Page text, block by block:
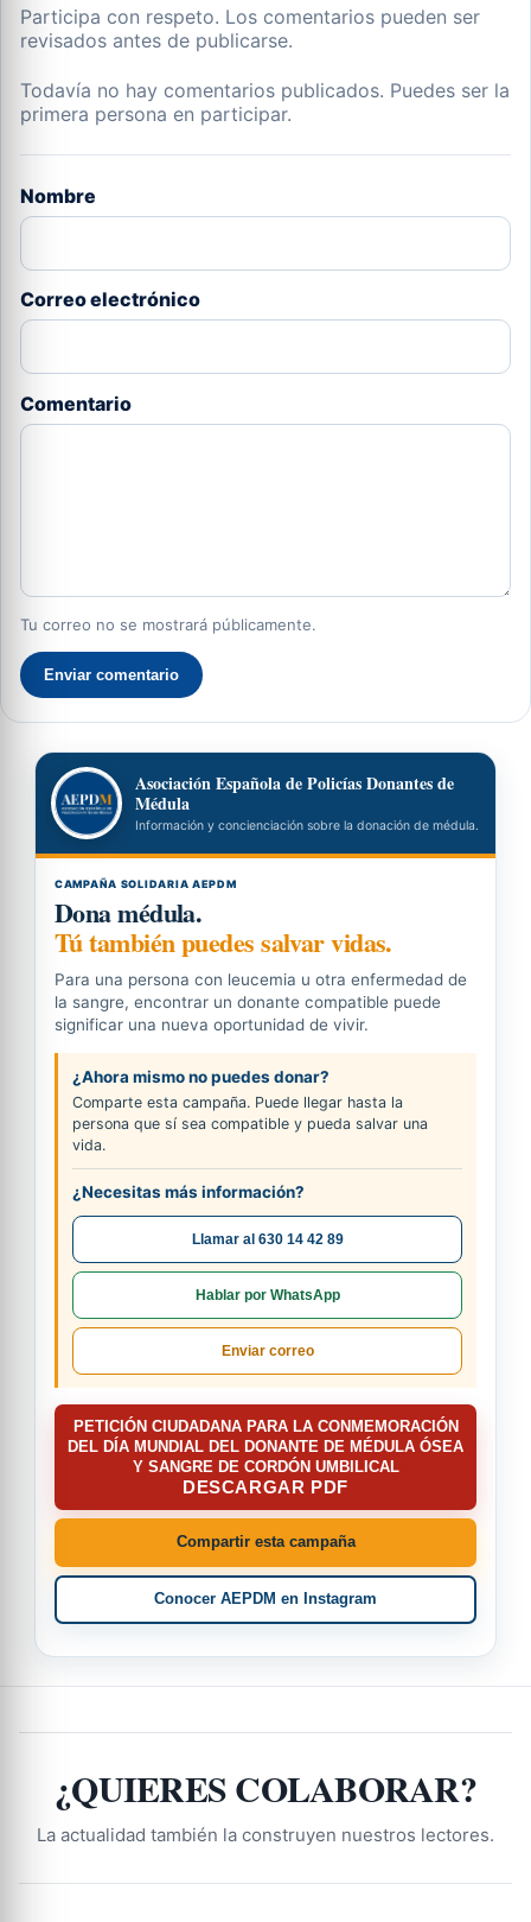
Participa con respeto. Los comentarios pueden ser
revisados antes de publicarse.
Todavía no hay comentarios publicados. Puedes ser la
primera persona en participar.
Nombre
Correo electrónico
Comentario
Tu correo no se mostrará públicamente.
Enviar comentario
Asociación Española de Policías Donantes de
Médula
Información y concienciación sobre la donación de médula.
CAMPAÑA SOLIDARIA AEPDM
Dona médula.
Tú también puedes salvar vidas.
Para una persona con leucemia u otra enfermedad de
la sangre, encontrar un donante compatible puede
significar una nueva oportunidad de vivir.
¿Ahora mismo no puedes donar?
Comparte esta campaña. Puede llegar hasta la
persona que sí sea compatible y pueda salvar una
vida.
¿Necesitas más información?
Llamar al 630 14 42 89
Hablar por WhatsApp
Enviar correo
PETICIÓN CIUDADANA PARA LA CONMEMORACIÓN
DEL DÍA MUNDIAL DEL DONANTE DE MÉDULA ÓSEA
Y SANGRE DE CORDÓN UMBILICAL
DESCARGAR PDF
Compartir esta campaña
Conocer AEPDM en Instagram
¿QUIERES COLABORAR?
La actualidad también la construyen nuestros lectores.